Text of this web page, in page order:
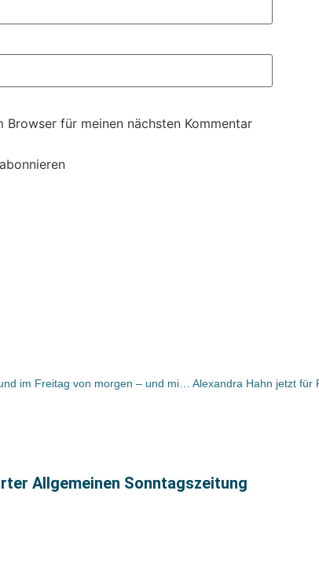
für meinen nächsten Kommentar
Allgemeinen Sonntagszeitung